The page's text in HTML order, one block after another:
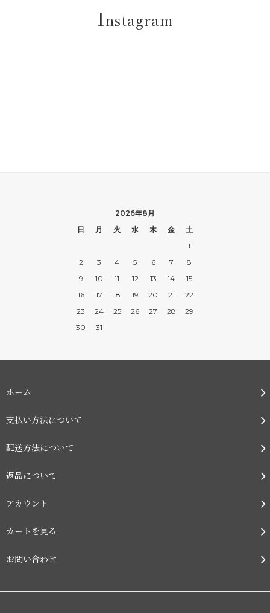
Instagram
2026年8月
日
月 火 水 木 金
土
1
2
3 4 5 6 7
8
9
10 11 12 13 14
15
16
17 18 19 20 21
22
23
24 25 26 27 28
29
30
31
ホーム
支払い方法について
配送方法について
返品について
アカウント
カートを見る
お問い合わせ